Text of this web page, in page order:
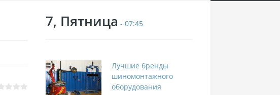
7, Пятница - 07:45
Лучшие бренды
шиномонтажного
оборудования